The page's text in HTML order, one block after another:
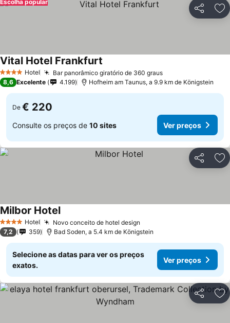
Partilhar
Escolha popular
4 EstrelasHotel Bar panorâmico giratório de 360 graus
Vital Hotel Frankfurt
8,6 Excelente 4.199 Hofheim am Taunus, a 9.9 km de Königstein
De € 220
Consulte os preços de 10 sites Ver preços
Partilhar
4 EstrelasHotel Novo conceito de hotel design
Milbor Hotel
7,2 359 Bad Soden, a 5.4 km de Königstein
Selecione as datas para ver os preços
exatos.
Ver preços
Partilhar